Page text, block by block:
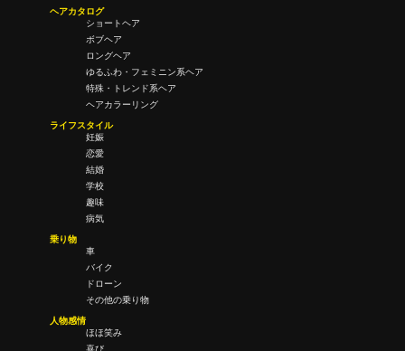
ヘアカタログ
ショートヘア
ボブヘア
ロングヘア
ゆるふわ・フェミニン系ヘア
特殊・トレンド系ヘア
ヘアカラーリング
ライフスタイル
妊娠
恋愛
結婚
学校
趣味
病気
乗り物
車
バイク
ドローン
その他の乗り物
人物感情
ほほ笑み
喜び